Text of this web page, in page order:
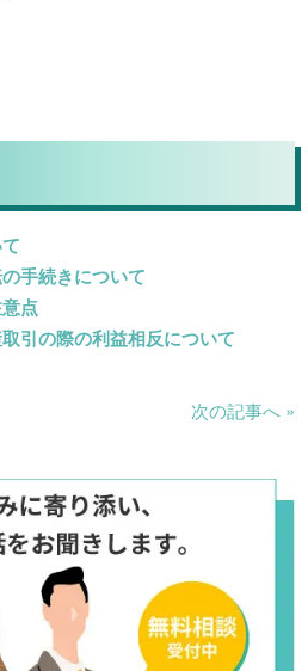
手続きについて
点
引の際の利益相反について
次の記事へ »